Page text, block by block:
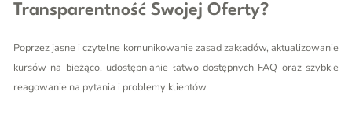
Transparentność Swojej Oferty?
Poprzez jasne i czytelne komunikowanie zasad zakładów, aktualizowanie
kursów na bieżąco, udostępnianie łatwo dostępnych FAQ oraz szybkie
reagowanie na pytania i problemy klientów.